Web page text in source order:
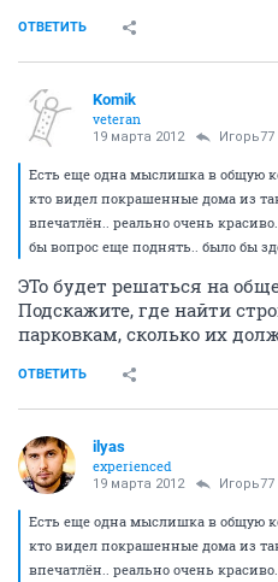
ОТВЕТИТЬ
Komik
veteran
19 марта 2012 Игорь77
Есть еще одна мыслишка в общую
кто видел покрашенные дома из
впечатлён.. реально очень
бы вопрос еще поднять.. было бы
ЭТо будет решаться на
Подскажите, где найти
парковкам, сколько их
ОТВЕТИТЬ
ilyas
experienced
19 марта 2012 Игорь77
Есть еще одна мыслишка в общую
кто видел покрашенные дома из
впечатлён.. реально очень